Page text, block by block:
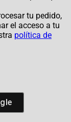
tu pedido,
el acceso a tu
política de